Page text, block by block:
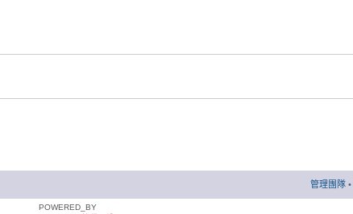
管理團隊 •
POWERED_BY